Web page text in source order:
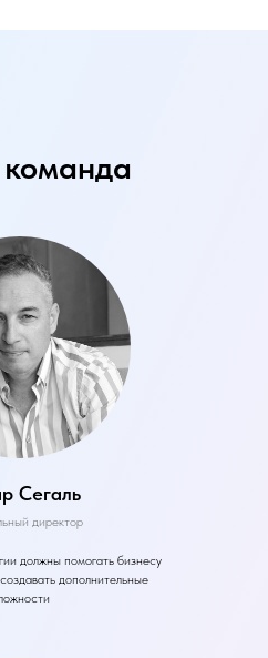
Сегаль
директор
должны помогать бизнесу
дополнительные